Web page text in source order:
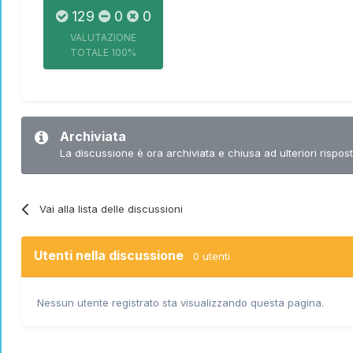
129 0 0
VALUTAZIONE
TOTALE 100%
Archiviata
La discussione è ora archiviata e chiusa ad ulteriori
Vai alla lista delle discussioni
Utenti nella discussione 0 utenti
Nessun utente registrato sta visualizzando questa pagina.